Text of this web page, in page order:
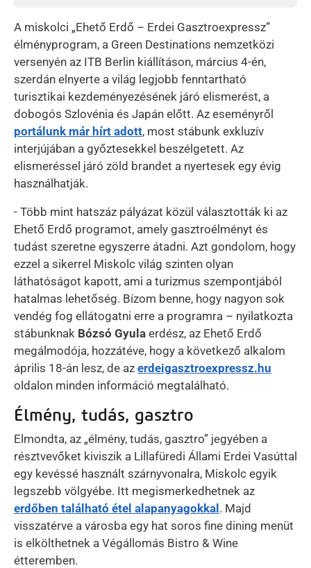
A miskolci „Ehető Erdő – Erdei Gasztroexpressz”
élményprogram, a Green Destinations nemzetközi
versenyén az ITB Berlin kiállításon, március 4-én,
szerdán elnyerte a világ legjobb fenntartható
turisztikai kezdeményezésének járó elismerést, a
dobogós Szlovénia és Japán előtt. Az eseményről
portálunk már hírt adott, most stábunk exkluzív
interjújában a győztesekkel beszélgetett. Az
elismeréssel járó zöld brandet a nyertesek egy évig
használhatják.
- Több mint hatszáz pályázat közül választották ki az
Ehető Erdő programot, amely gasztroélményt és
tudást szeretne egyszerre átadni. Azt gondolom, hogy
ezzel a sikerrel Miskolc világ szinten olyan
láthatóságot kapott, ami a turizmus szempontjából
hatalmas lehetőség. Bízom benne, hogy nagyon sok
vendég fog ellátogatni erre a programra – nyilatkozta
stábunknak Bózsó Gyula erdész, az Ehető Erdő
megálmodója, hozzátéve, hogy a következő alkalom
április 18-án lesz, de az erdeigasztroexpressz.hu
oldalon minden információ megtalálható.
Élmény, tudás, gasztro
Elmondta, az „élmény, tudás, gasztro” jegyében a
résztvevőket kiviszik a Lillafüredi Állami Erdei Vasúttal
egy kevéssé használt szárnyvonalra, Miskolc egyik
legszebb völgyébe. Itt megismerkedhetnek az
erdőben található étel alapanyagokkal. Majd
visszatérve a városba egy hat soros fine dining menüt
is elkölthetnek a Végállomás Bistro & Wine
étteremben.